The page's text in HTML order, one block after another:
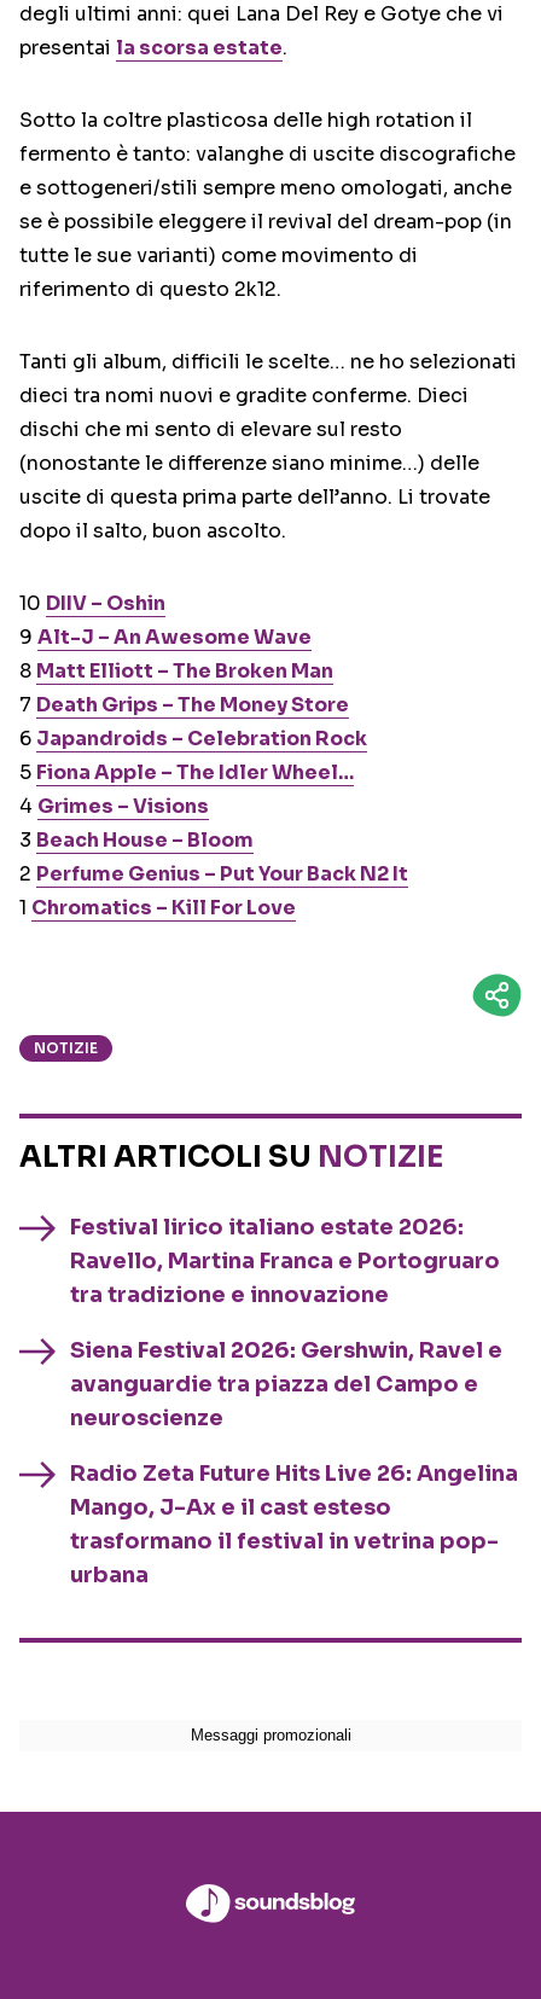
degli ultimi anni: quei Lana Del Rey e Gotye che vi
presentai la scorsa estate.
Sotto la coltre plasticosa delle high rotation il
fermento è tanto: valanghe di uscite discografiche
e sottogeneri/stili sempre meno omologati, anche
se è possibile eleggere il revival del dream-pop (in
tutte le sue varianti) come movimento di
riferimento di questo 2k12.
Tanti gli album, difficili le scelte… ne ho selezionati
dieci tra nomi nuovi e gradite conferme. Dieci
dischi che mi sento di elevare sul resto
(nonostante le differenze siano minime…) delle
uscite di questa prima parte dell’anno. Li trovate
dopo il salto, buon ascolto.
10 DIIV – Oshin
9 Alt-J – An Awesome Wave
8 Matt Elliott – The Broken Man
7 Death Grips – The Money Store
6 Japandroids – Celebration Rock
5 Fiona Apple – The Idler Wheel…
4 Grimes – Visions
3 Beach House – Bloom
2 Perfume Genius – Put Your Back N2 It
1 Chromatics – Kill For Love
NOTIZIE
ALTRI ARTICOLI SU NOTIZIE
Festival lirico italiano estate 2026:
Ravello, Martina Franca e Portogruaro
tra tradizione e innovazione
Siena Festival 2026: Gershwin, Ravel e
avanguardie tra piazza del Campo e
neuroscienze
Radio Zeta Future Hits Live 26: Angelina
Mango, J-Ax e il cast esteso
trasformano il festival in vetrina pop-
urbana